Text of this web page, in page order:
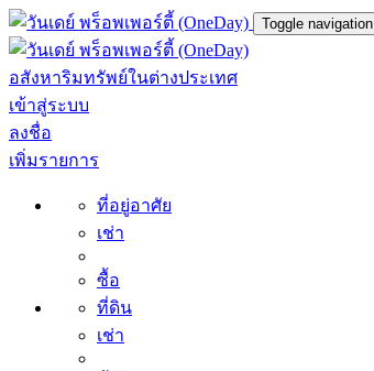
Toggle navigation
อสังหาริมทรัพย์ในต่างประเทศ
เข้าสู่ระบบ
ลงชื่อ
เพิ่มรายการ
ที่อยู่อาศัย
เช่า
ซื้อ
ที่ดิน
เช่า